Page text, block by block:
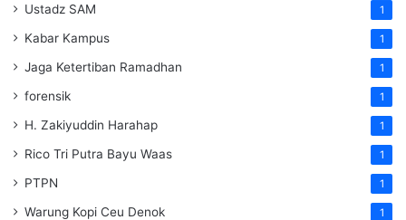
Ustadz SAM 1
Kabar Kampus 1
Jaga Ketertiban Ramadhan 1
forensik 1
H. Zakiyuddin Harahap 1
Rico Tri Putra Bayu Waas 1
PTPN 1
Warung Kopi Ceu Denok 1